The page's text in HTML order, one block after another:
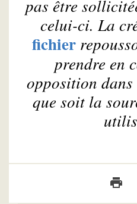
pas être
celui-ci. La
fichier
prendre en
opposition
que soit la